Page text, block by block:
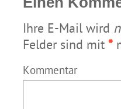
Ihre E-Mail wird
Felder sind mit *
Kommentar